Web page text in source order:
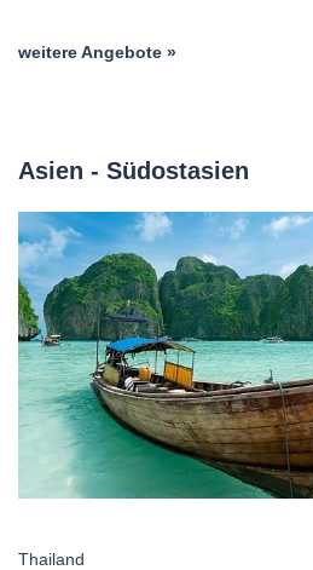
weitere Angebote »
Asien - Südostasien
Thailand